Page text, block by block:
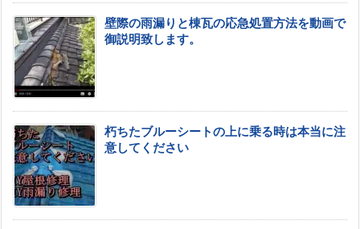
壁際の雨漏りと棟瓦の応急処置方法を動画で
御説明致します。
朽ちたブルーシートの上に乗る時は本当に注
意してください